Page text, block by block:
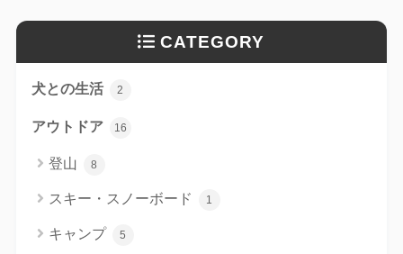
CATEGORY
犬との生活 2
アウトドア 16
登山 8
スキー・スノーボード 1
キャンプ 5